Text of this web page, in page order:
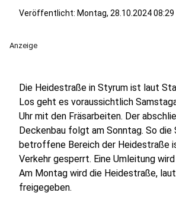
Veröffentlicht: Montag, 28.10.2024 08:29
Anzeige
Die Heidestraße in Styrum ist laut
Los geht es voraussichtlich
Uhr mit den Fräsarbeiten. Der
Deckenbau folgt am Sonntag. So die
betroffene Bereich der Heidestraße
Verkehr gesperrt. Eine Umleitung
Am Montag wird die Heidestraße,
freigegeben.